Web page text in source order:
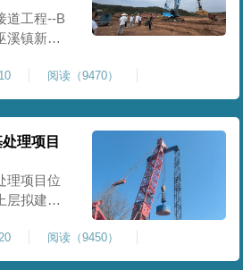
强夯设备3
道工程--B
溪镇新建
工一次，
交叉施工
成，现场
，确认工
质量。在
计规范
阅读（9470）
理项目
理项目位
层拟建生
求较
进行场地
阅读（9450）